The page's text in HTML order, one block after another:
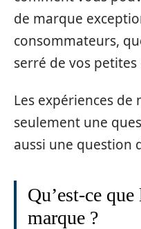
de marque
consommateurs,
serré de vos
Les expériences
seulement une
aussi une question
Qu’est-ce
marque ?